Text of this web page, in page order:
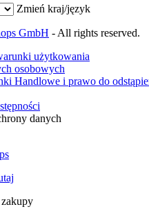
Zmień kraj/język
GmbH - All rights reserved.
użytkowania
osobowych
Handlowe i prawo do
danych